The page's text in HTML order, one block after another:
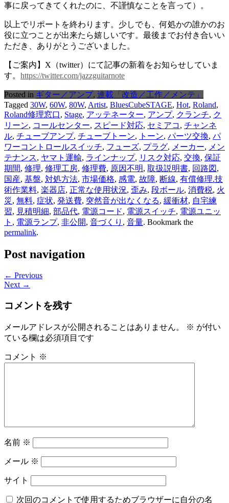
事に戻ってきてくれたのに、不謹慎なことを言って）。
以上でリポートを終わります。少しでも、何処かの誰かのお
役に立つことが出来たら嬉しいです。最後までお付き合いい
ただき、ありがとうございました。
【ご案内】X（twitter）にて記事の新着をお知らせしていま
す。 https://twitter.com/jazzguitarnote
Posted in ギター／アンプ, 連載「改造／工作／メンテ」
Tagged 30W, 60W, 80W, Artist, BluesCubeSTAGE, Hot, Roland,
Roland修理窓口, Stage, アッテネーター, アンプ, クランチ, ク
リーン, コールセンター, スピード対応, セミアコ , チャンネ
ル, チューブアンプ, チューブトーン, トーン, パーツ交換, パ
ワーコントロールスイッチ, フューズ, プラグ, メーカー, メン
テナンス, ヤマト運輸, ラインナップ, リスク対応, 交換, 保証
期間, 修理, 修理工房, 修理費, 原因不明, 取扱説明書, 回路図 ,
国産, 基盤, 対処方法, 市場価格, 感電, 故障, 断線, 有償修理.技
術作業料, 楽器店, 正常な使用状況, 歪み, 段ボール, 消費税, 火
災, 無料, 症状, 発送費, 突然音が出なくなる, 緩衝材, 自宅練
習, 見積明細, 部品代, 電源コード, 電源スイッチ, 電源ユニッ
ト , 電源ランプ, 非公開, 音づくり , 音量. Bookmark the
permalink.
Post navigation
← Previous
Next →
コメントを残す
メールアドレスが公開されることはありません。 ※ が付い
ている欄は必須項目です
コメント ※
名前 ※
メール ※
サイト
次回のコメントで使用するためブラウザーに自分の名